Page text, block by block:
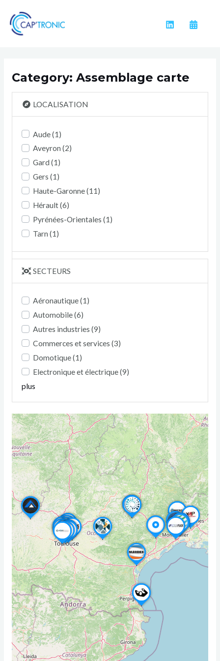
contenu
Category: Assemblage carte
LOCALISATION
Aude(1)
Aveyron(2)
Gard(1)
Gers(1)
Haute-Garonne(11)
Hérault(6)
Pyrénées-Orientales(1)
Tarn(1)
SECTEURS
Aéronautique(1)
Automobile(6)
Autres industries(9)
Commerces et services(3)
Domotique(1)
Electronique et électrique(9)
plus